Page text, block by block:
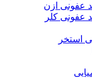
عفونی ازن
عفونی کلر
استخر